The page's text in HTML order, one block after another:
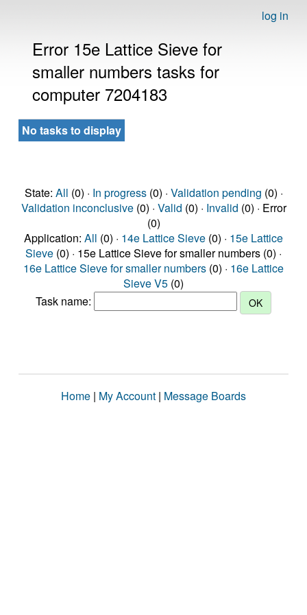
log in
Error 15e Lattice Sieve for
smaller numbers tasks for
computer 7204183
No tasks to display
State: All (0) · In progress(0) · Validation pending (0) ·
Validation inconclusive(0) · Valid (0) · Invalid (0) · Error
(0)
Application: All (0) · 14e Lattice Sieve (0) · 15e Lattice
Sieve (0) · 15e Lattice Sieve for smaller numbers (0) ·
16e Lattice Sieve for smaller numbers (0) · 16e Lattice
Sieve V5 (0)
Task name:
Home | My Account | Message Boards